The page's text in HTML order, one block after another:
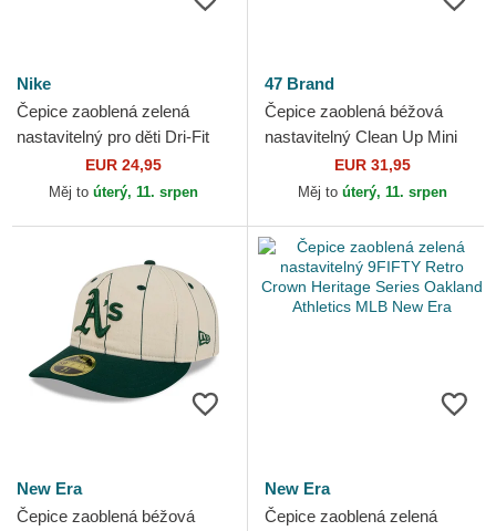
Nike
Čepice zaoblená zelená
nastavitelný pro děti Dri-Fit
Club Structured Oakland
Athletics MLB Nike
EUR 24,95
Měj to úterý, 11. srpen
47 Brand
Čepice zaoblená béžová
nastavitelný Clean Up Mini
Script Suede Visor Oakland
Athletics MLB 47 Brand
EUR 31,95
Měj to úterý, 11. srpen
New Era
Čepice zaoblená béžová
New Era
Čepice zaoblená zelená